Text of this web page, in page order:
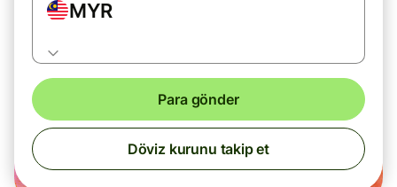
MYR
Para gönder
Döviz kurunu takip et